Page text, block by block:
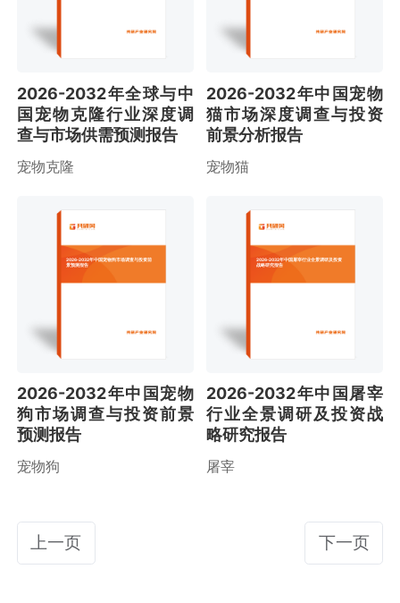
2026-2032年全球与中
国宠物克隆行业深度调
查与市场供需预测报告
宠物克隆
2026-2032年中国宠物
猫市场深度调查与投资
前景分析报告
宠物猫
2026-2032年中国宠物狗市场调查与投资前
景预测报告
2026-2032年中国宠物
狗市场调查与投资前景
预测报告
宠物狗
2026-2032年中国屠宰行业全景调研及投资
战略研究报告
2026-2032年中国屠宰
行业全景调研及投资战
略研究报告
屠宰
上一页 下一页